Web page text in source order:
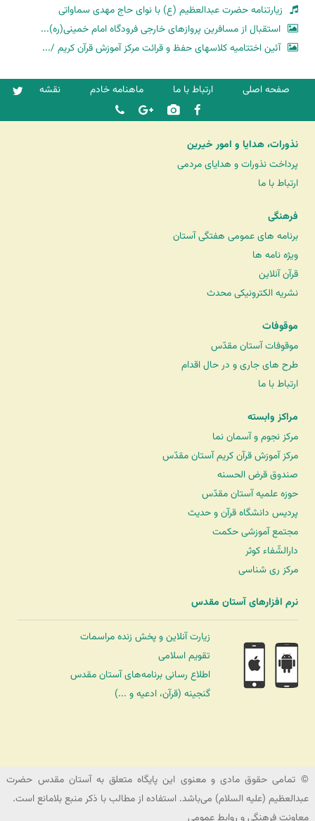
زیارتنامه حضرت عبدالعظیم (ع) با نوای حاج مهدی سماواتی
استقبال از مسافرین پروازهای خارجی فرودگاه امام خمینی(ره)...
آئین اختتامیه کلاسهای حفظ و قرائت مرکز آموزش قرآن کریم /...
صفحه اصلی ارتباط با ما ماهنامه خادم نقشه
نذورات، هدایا و امور خیرین
پرداخت نذورات و هدایای مردمی
ارتباط با ما
فرهنگی
برنامه های عمومی هفتگی آستان
ویژه نامه ها
قرآن آنلاین
نشریه الکترونیکی محدث
موقوفات
موقوفات آستان مقدّس
طرح های جاری و در حال اقدام
ارتباط با ما
مراکز وابسته
مرکز نجوم و آسمان نما
مرکز آموزش قرآن کریم آستان مقدّس
صندوق قرض الحسنه
حوزه علمیه آستان مقدّس
پردیس دانشگاه قرآن و حدیث
مجتمع آموزشی حکمت
دارالشّفاء کوثر
مرکز ری شناسی
نرم افزارهای آستان مقدس
زیارت آنلاین و پخش زنده مراسمات
تقویم اسلامی
اطلاع رسانی برنامه‌های آستان مقدس
گنجینه (قرآن، ادعیه و ...)
© تمامی حقوق مادی و معنوی این پایگاه متعلق به آستان مقدس حضرت
عبدالعظیم (علیه السلام) می‌باشد. استفاده از مطالب با ذکر منبع بلامانع است.
معاونت فرهنگی و روابط عمومی